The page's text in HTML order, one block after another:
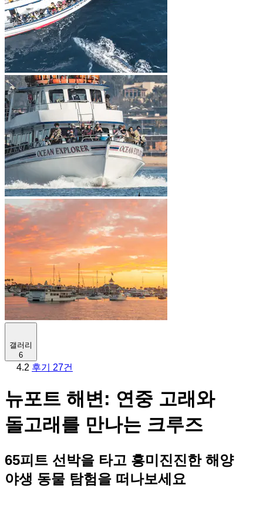
갤러리
6
4.2 후기 27건
뉴포트 해변: 연중 고래와
돌고래를 만나는 크루즈
65피트 선박을 타고 흥미진진한 해양
야생 동물 탐험을 떠나보세요